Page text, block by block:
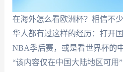
在海外怎么看欧洲杯？相信不
华人都有过这样的经历：打开
NBA季后赛，或是看世界杯的
“该内容仅在中国大陆地区可用